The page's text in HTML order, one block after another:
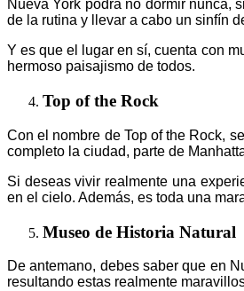
Nueva York podrá no dormir nunca,
de la rutina y llevar a cabo un sinfín
Y es que el lugar en sí, cuenta con
hermoso paisajismo de todos.
Top of the Rock
Con el nombre de Top of the Rock,
completo la ciudad, parte de
Si deseas vivir realmente una
en el cielo. Además, es toda una
Museo de Historia Natural
De antemano, debes saber que en
resultando estas realmente